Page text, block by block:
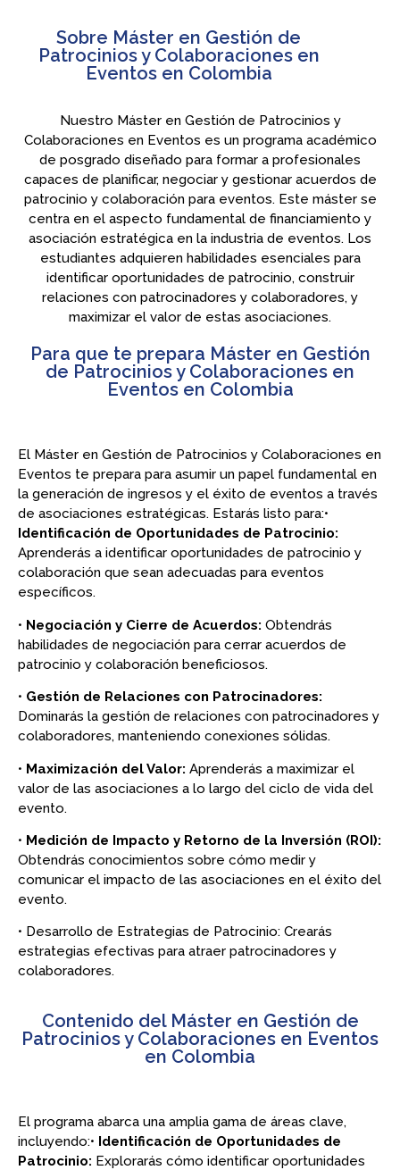
Sobre Máster en Gestión de
Patrocinios y Colaboraciones en
Eventos en Colombia
Nuestro Máster en Gestión de Patrocinios y
Colaboraciones en Eventos es un programa académico
de posgrado diseñado para formar a profesionales
capaces de planificar, negociar y gestionar acuerdos de
patrocinio y colaboración para eventos. Este máster se
centra en el aspecto fundamental de financiamiento y
asociación estratégica en la industria de eventos. Los
estudiantes adquieren habilidades esenciales para
identificar oportunidades de patrocinio, construir
relaciones con patrocinadores y colaboradores, y
maximizar el valor de estas asociaciones.
Para que te prepara Máster en Gestión
de Patrocinios y Colaboraciones en
Eventos en Colombia
El Máster en Gestión de Patrocinios y Colaboraciones en
Eventos te prepara para asumir un papel fundamental en
la generación de ingresos y el éxito de eventos a través
de asociaciones estratégicas. Estarás listo para:•
Identificación de Oportunidades de Patrocinio:
Aprenderás a identificar oportunidades de patrocinio y
colaboración que sean adecuadas para eventos
específicos.
• Negociación y Cierre de Acuerdos: Obtendrás
habilidades de negociación para cerrar acuerdos de
patrocinio y colaboración beneficiosos.
• Gestión de Relaciones con Patrocinadores:
Dominarás la gestión de relaciones con patrocinadores y
colaboradores, manteniendo conexiones sólidas.
• Maximización del Valor: Aprenderás a maximizar el
valor de las asociaciones a lo largo del ciclo de vida del
evento.
• Medición de Impacto y Retorno de la Inversión (ROI):
Obtendrás conocimientos sobre cómo medir y
comunicar el impacto de las asociaciones en el éxito del
evento.
• Desarrollo de Estrategias de Patrocinio: Crearás
estrategias efectivas para atraer patrocinadores y
colaboradores.
Contenido del Máster en Gestión de
Patrocinios y Colaboraciones en Eventos
en Colombia
El programa abarca una amplia gama de áreas clave,
incluyendo:• Identificación de Oportunidades de
Patrocinio: Explorarás cómo identificar oportunidades